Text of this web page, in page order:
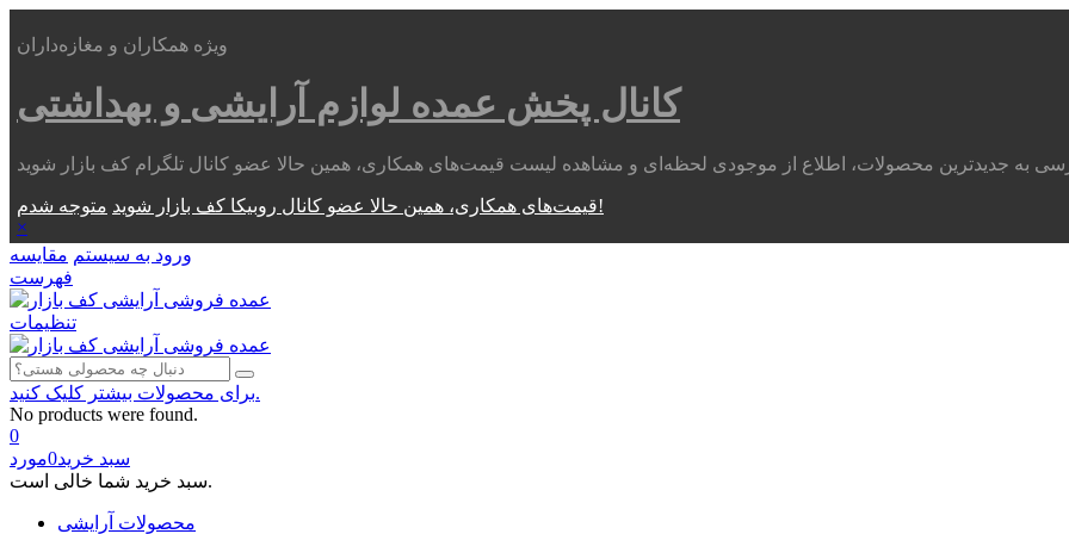
ویژه همکاران و مغازه‌داران
کانال پخش عمده لوازم آرایشی و بهداشتی
قیمت‌های همکاری، همین حالا عضو کانال روبیکا کف بازار شویدمتوجه شدم!
×
ورود به سیستم مقایسه
فهرست
تنظیمات
برای محصولات بیشتر کلیک کنید.
No products were found.
0
سبد خرید0مورد
سبد خرید شما خالی است.
محصولات آرایشی